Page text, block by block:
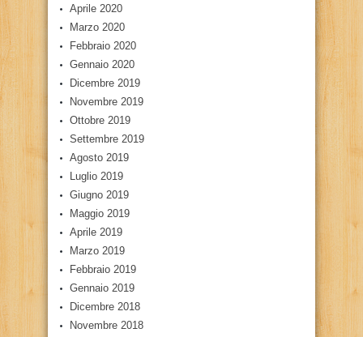
Aprile 2020
Marzo 2020
Febbraio 2020
Gennaio 2020
Dicembre 2019
Novembre 2019
Ottobre 2019
Settembre 2019
Agosto 2019
Luglio 2019
Giugno 2019
Maggio 2019
Aprile 2019
Marzo 2019
Febbraio 2019
Gennaio 2019
Dicembre 2018
Novembre 2018